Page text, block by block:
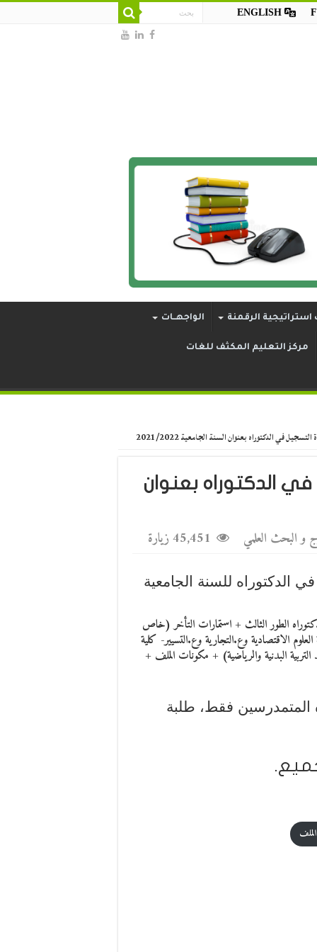
ENGLISH
الرقمنة الواجهــات
مركز التعليم المكثف للغات
في الدكتوراه بعنوان السنة الجامعية 2021/2022
الدكتوراه بعنوان
و البحث العلمي 45,451 زيارة
الدكتوراه للسنة الجامعية
الطور الثالث + استمارات التأخر (خاص
للكليات والمعهد : كلية العلوم الاقتصادية وع.التجارية وع.التسيير- كلية
البدنية والرياضية) + مكونات الملف +
المتمدرسين فقط، طلبة